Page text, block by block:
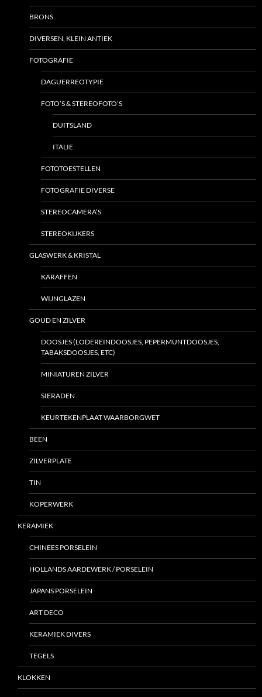
BRONS
DIVERSEN, KLEIN ANTIEK
FOTOGRAFIE
DAGUERREOTYPIE
FOTO’S & STEREOFOTO’S
DUITSLAND
ITALIE
FOTOTOESTELLEN
FOTOGRAFIE DIVERSE
STEREOCAMERA’S
STEREOKIJKERS
GLASWERK & KRISTAL
KARAFFEN
WIJNGLAZEN
GOUD EN ZILVER
DOOSJES (LODEREINDOOSJES, PEPERMUNTDOOSJES,
TABAKSDOOSJES, ETC)
MINIATUREN ZILVER
SIERADEN
KEURTEKENPLAAT WAARBORGWET
BEEN
ZILVERPLATE
TIN
KOPERWERK
KERAMIEK
CHINEES PORSELEIN
HOLLANDS AARDEWERK / PORSELEIN
JAPANS PORSELEIN
ART DECO
KERAMIEK DIVERS
TEGELS
KLOKKEN